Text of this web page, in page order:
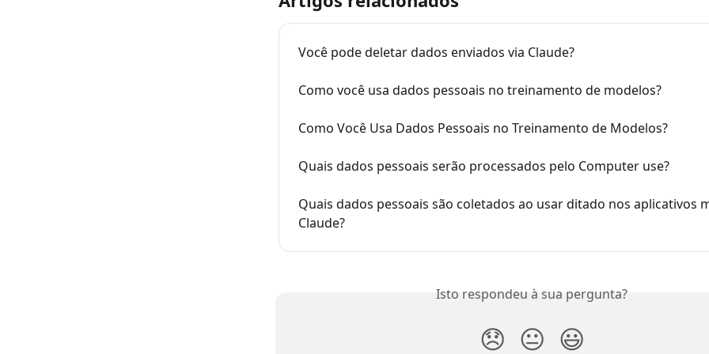
Você pode deletar dados enviados via Claude?
Como você usa dados pessoais no treinamento de modelos?
Como Você Usa Dados Pessoais no Treinamento de Modelos?
Quais dados pessoais serão processados pelo Computer use?
Quais dados pessoais são coletados ao usar ditado nos aplicativos
Claude?
Isto respondeu à sua pergunta?
😞 😐 😃